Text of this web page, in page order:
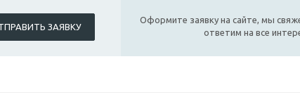
ЗАЯВКУ
Оформите заявку на сайте, мы
ответим на все